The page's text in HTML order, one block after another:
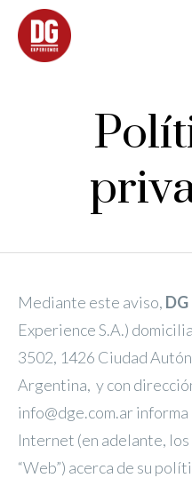
Mediante este aviso, DG
Experience S.A.)
3502, 1426 Ciudad
Argentina, y con
info@dge.com.ar
Internet (en adelante, los
“Web”) acerca de su